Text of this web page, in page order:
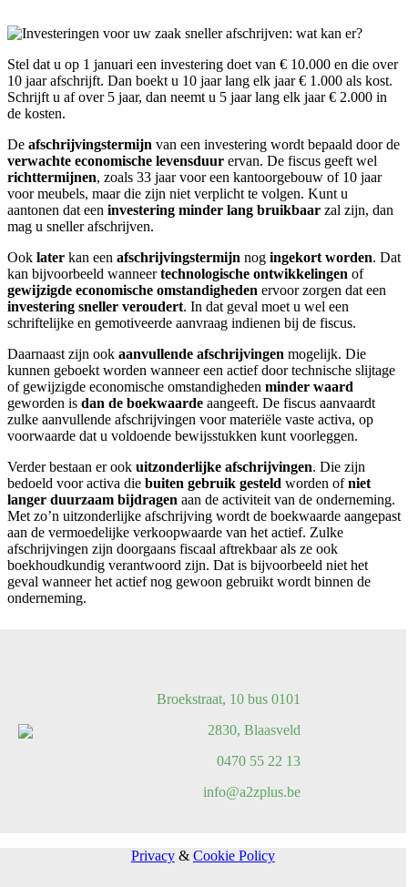
Stel dat u op 1 januari een investering doet van € 10.000 en die over
10 jaar afschrijft. Dan boekt u 10 jaar lang elk jaar € 1.000 als kost.
Schrijft u af over 5 jaar, dan neemt u 5 jaar lang elk jaar € 2.000 in
de kosten.
De afschrijvingstermijn van een investering wordt bepaald door de
verwachte economische levensduur ervan. De fiscus geeft wel
richttermijnen, zoals 33 jaar voor een kantoorgebouw of 10 jaar
voor meubels, maar die zijn niet verplicht te volgen. Kunt u
aantonen dat een investering minder lang bruikbaar zal zijn, dan
mag u sneller afschrijven.
Ook later kan een afschrijvingstermijn nog ingekort worden. Dat
kan bijvoorbeeld wanneertechnologische ontwikkelingen of
gewijzigde economische omstandigheden ervoor zorgen dat een
investering sneller veroudert. In dat geval moet u wel een
schriftelijke en gemotiveerde aanvraag indienen bij de fiscus.
Daarnaast zijn ook aanvullende afschrijvingen mogelijk. Die
kunnen geboekt worden wanneer een actief door technische slijtage
of gewijzigde economische omstandigheden minder waard
geworden is dan de boekwaarde aangeeft. De fiscus aanvaardt
zulke aanvullende afschrijvingen voor materiële vaste activa, op
voorwaarde dat u voldoende bewijsstukken kunt voorleggen.
Verder bestaan er ook uitzonderlijke afschrijvingen. Die zijn
bedoeld voor activa die buiten gebruik gesteld worden ofniet
langer duurzaam bijdragen aan de activiteit van de onderneming.
Met zo’n uitzonderlijke afschrijving wordt de boekwaarde aangepast
aan de vermoedelijke verkoopwaarde van het actief. Zulke
afschrijvingen zijn doorgaans fiscaal aftrekbaar als ze ook
boekhoudkundig verantwoord zijn. Dat is bijvoorbeeld niet het
geval wanneer het actief nog gewoon gebruikt wordt binnen de
onderneming.
Broekstraat, 10 bus 0101
2830, Blaasveld
0470 55 22 13
info@a2zplus.be
Privacy& Cookie Policy